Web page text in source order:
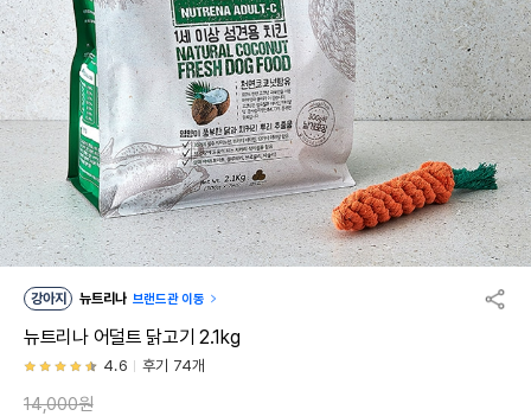
강아지 뉴트리나 브랜드관 이동
뉴트리나 어덜트 닭고기 2.1kg
4.6 후기 74개
14,000원